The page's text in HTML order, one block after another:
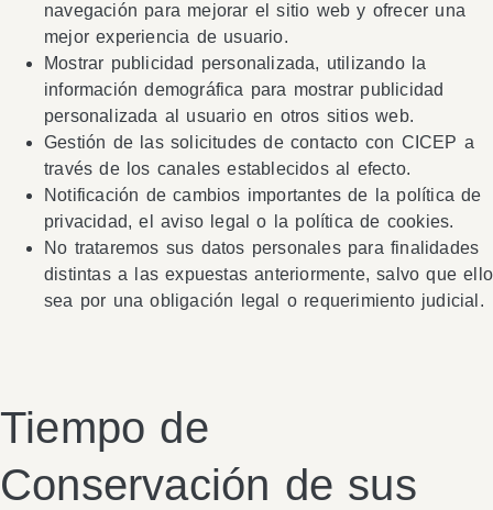
navegación para mejorar el sitio web y ofrecer una
mejor experiencia de usuario.
Mostrar publicidad personalizada, utilizando la
información demográfica para mostrar publicidad
personalizada al usuario en otros sitios web.
Gestión de las solicitudes de contacto con CICEP a
través de los canales establecidos al efecto.
Notificación de cambios importantes de la política de
privacidad, el aviso legal o la política de cookies.
No trataremos sus datos personales para finalidades
distintas a las expuestas anteriormente, salvo que ello
sea por una obligación legal o requerimiento judicial.
Tiempo de
Conservación de sus